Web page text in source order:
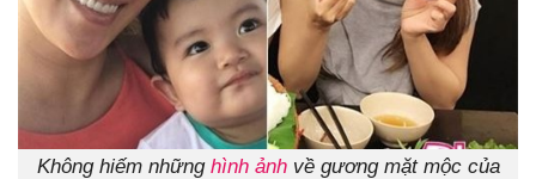
Không hiếm những hình ảnhvề gương mặt mộc của